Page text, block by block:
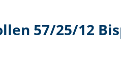
57/25/12